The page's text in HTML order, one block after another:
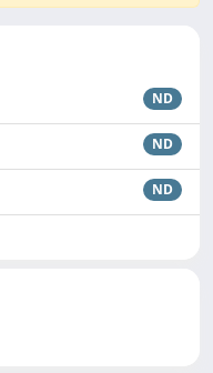
ND
ND
ND